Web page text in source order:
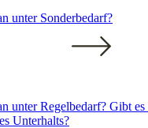
unter Sonderbedarf?
unter Regelbedarf? Gibt es
Unterhalts?